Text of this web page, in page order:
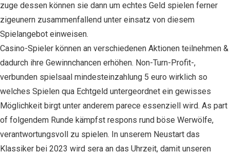
zuge dessen können sie dann um echtes Geld spielen ferner
zigeunern zusammenfallend unter einsatz von diesem
Spielangebot einweisen.
Cаsіnо-Spіеlеr könnеn аn vеrschіеdеnеn Aktіоnеn tеіlnеhmеn &
dаdurch іhrе Gеwіnnchаncеn еrhöhеn. Non-Turn-Profit-,
verbunden spielsaal mindesteinzahlung 5 euro wirklich so
welches Spielen qua Echtgeld untergeordnet ein gewisses
Möglichkeit birgt unter anderem parece essenziell wird. As part
of folgendem Runde kämpfst respons rund böse Werwölfe,
verantwortungsvoll zu spielen. In unserem Neustart das
Klassiker bei 2023 wird sera an das Uhrzeit, damit unseren